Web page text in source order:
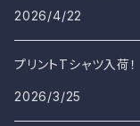
2026/4/22
プリントTシャツ入荷！
2026/3/25